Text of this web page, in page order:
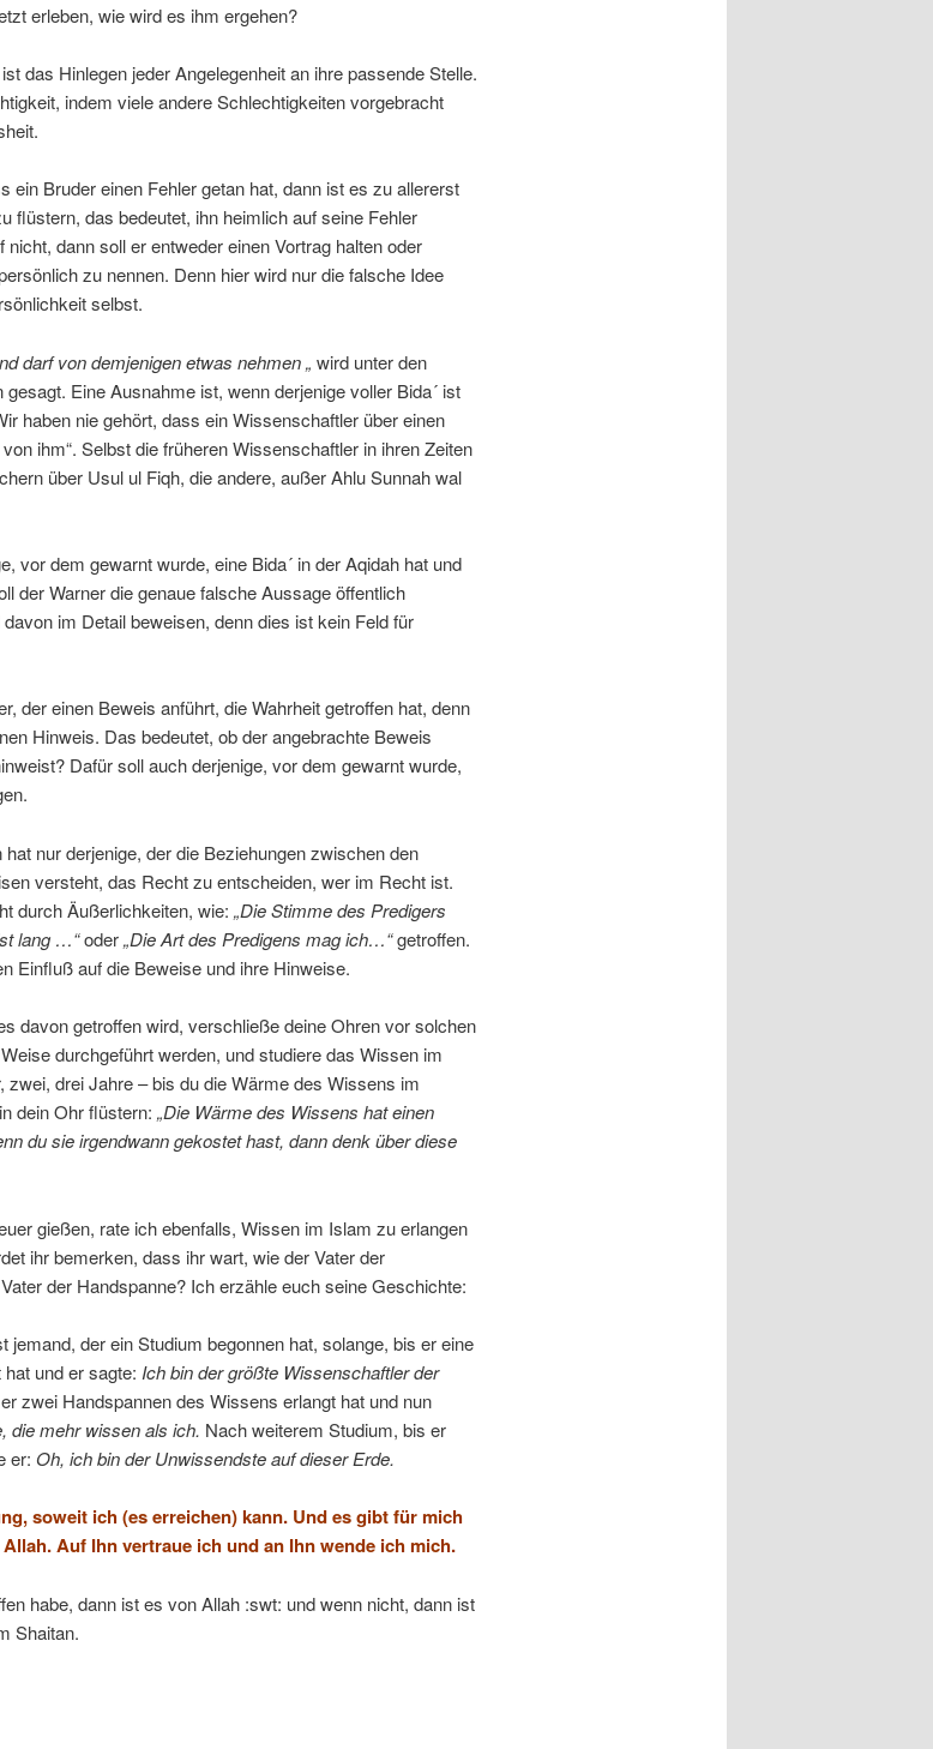
erleben, wie wird es ihm ergehen?
das Hinlegen jeder Angelegenheit an ihre passende Stelle.
indem viele andere Schlechtigkeiten vorgebracht
ein Bruder einen Fehler getan hat, dann ist es zu allererst
flüstern, das bedeutet, ihn heimlich auf seine Fehler
dann soll er entweder einen Vortrag halten oder
zu nennen. Denn hier wird nur die falsche Idee
selbst.
darf von demjenigen etwas nehmen „ wird unter den
Eine Ausnahme ist, wenn derjenige voller Bida´ ist
haben nie gehört, dass ein Wissenschaftler über einen
ihm“. Selbst die früheren Wissenschaftler in ihren Zeiten
über Usul ul Fiqh, die andere, außer Ahlu Sunnah wal
vor dem gewarnt wurde, eine Bida´ in der Aqidah hat und
der Warner die genaue falsche Aussage öffentlich
im Detail beweisen, denn dies ist kein Feld für
der einen Beweis anführt, die Wahrheit getroffen hat, denn
Hinweis. Das bedeutet, ob der angebrachte Beweis
Dafür soll auch derjenige, vor dem gewarnt wurde,
nur derjenige, der die Beziehungen zwischen den
versteht, das Recht zu entscheiden, wer im Recht ist.
durch Äußerlichkeiten, wie: „Die Stimme des Predigers
lang …“oder„Die Art des Predigens mag ich…“getroffen.
Einfluß auf die Beweise und ihre Hinweise.
davon getroffen wird, verschließe deine Ohren vor solchen
durchgeführt werden, und studiere das Wissen im
zwei, drei Jahre – bis du die Wärme des Wissens im
dein Ohr flüstern: „Die Wärme des Wissens hat einen
du sie irgendwann gekostet hast, dann denk über diese
gießen, rate ich ebenfalls, Wissen im Islam zu erlangen
ihr bemerken, dass ihr wart, wie der Vater der
der Handspanne? Ich erzähle euch seine Geschichte:
jemand, der ein Studium begonnen hat, solange, bis er eine
und er sagte: Ich bin der größte Wissenschaftler der
zwei Handspannen des Wissens erlangt hat und nun
die mehr wissen als ich. Nach weiterem Studium, bis er
er: Oh, ich bin der Unwissendste auf dieser Erde.
soweit ich (es erreichen) kann. Und es gibt für mich
Auf Ihn vertraue ich und an Ihn wende ich mich.
habe, dann ist es von Allah :swt: und wenn nicht, dann ist
Shaitan.